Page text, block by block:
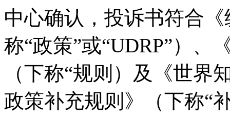
中心确认，投诉书符合
称“政策”或“UDRP”）、
（下称“规则）及《世界
政策补充规则》（下称“